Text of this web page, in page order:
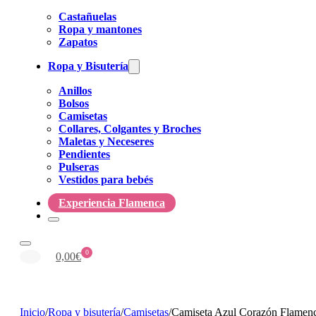
Castañuelas
Ropa y mantones
Zapatos
Ropa y Bisutería
Anillos
Bolsos
Camisetas
Collares, Colgantes y Broches
Maletas y Neceseres
Pendientes
Pulseras
Vestidos para bebés
Experiencia Flamenca
0
0,00€
Inicio/Ropa y bisutería/Camisetas/Camiseta Azul Corazón